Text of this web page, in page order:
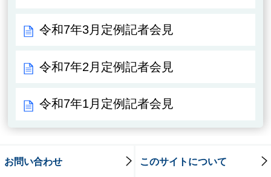
令和7年3月定例記者会見
令和7年2月定例記者会見
令和7年1月定例記者会見
お問い合わせ このサイトについて